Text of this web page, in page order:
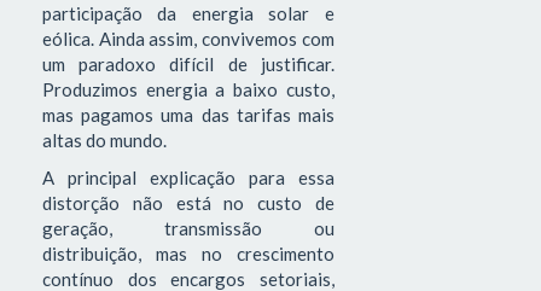
participação da energia solar e
eólica. Ainda assim, convivemos com
um paradoxo difícil de justificar.
Produzimos energia a baixo custo,
mas pagamos uma das tarifas mais
altas do mundo.
A principal explicação para essa
distorção não está no custo de
geração, transmissão ou
distribuição, mas no crescimento
contínuo dos encargos setoriais,